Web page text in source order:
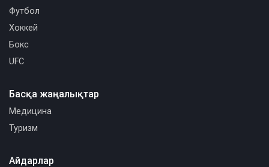
Футбол
Хоккей
Бокс
UFC
Басқа жаңалықтар
Медицина
Туризм
Айдарлар